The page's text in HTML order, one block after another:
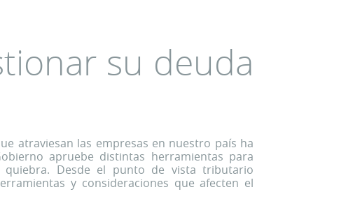
su deuda
atraviesan las empresas en nuestro país ha
apruebe distintas herramientas para
Desde el punto de vista tributario
y consideraciones que afecten el